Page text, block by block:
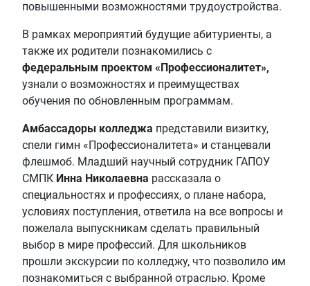
повышенными возможностями трудоустройства.
В рамках мероприятий будущие абитуриенты, а
также их родители познакомились с
федеральным проектом «Профессионалитет»,
узнали о возможностях и преимуществах
обучения по обновленным программам.
Амбассадоры колледжа представили визитку,
спели гимн «Профессионалитета» и станцевали
флешмоб. Младший научный сотрудник ГАПОУ
СМПК Инна Николаевна рассказала о
специальностях и профессиях, о плане набора,
условиях поступления, ответила на все вопросы и
пожелала выпускникам сделать правильный
выбор в мире профессий. Для школьников
прошли экскурсии по колледжу, что позволило им
познакомиться с выбранной отраслью. Кроме